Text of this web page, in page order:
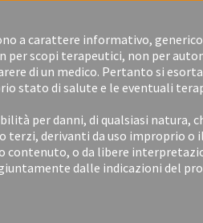
a carattere informativo,
per scopi terapeutici, non per
di un medico. Pertanto si
stato di salute e le eventuali
per danni, di qualsiasi
terzi, derivanti da uso improprio
o da libere
dalle indicazioni del